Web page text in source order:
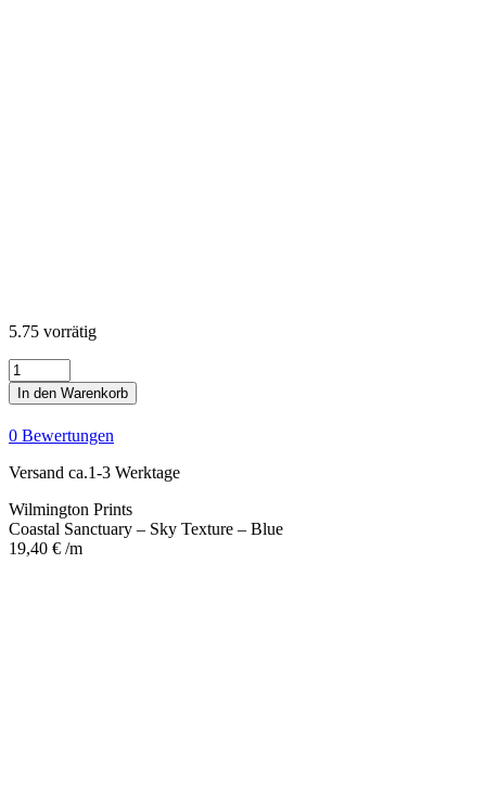
5.75 vorrätig
Coastal
Sanctuary
-
Sky
Texture
-
Blue
Menge
In den Warenkorb
0 Bewertungen
Versand ca.1-3 Werktage
Wilmington Prints
Coastal Sanctuary – Sky Texture – Blue
19,40 € /m